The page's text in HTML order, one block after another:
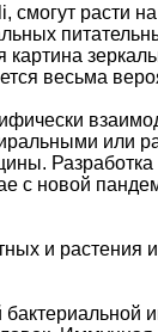
расти
весьма
или
с новой
и растения